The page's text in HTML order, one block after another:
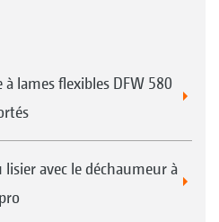
lames flexibles DFW 580
avec le déchaumeur à